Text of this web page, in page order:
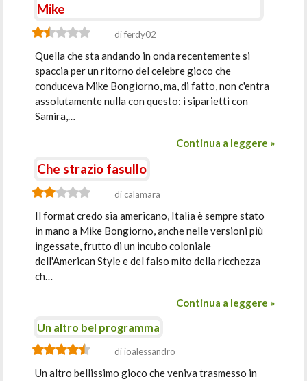
Mike
di ferdy02
Quella che sta andando in onda recentemente si
spaccia per un ritorno del celebre gioco che
conduceva Mike Bongiorno, ma, di fatto, non c'entra
assolutamente nulla con questo: i siparietti con
Samira,…
Continua a leggere »
Che strazio fasullo
di calamara
Il format credo sia americano, Italia è sempre stato
in mano a Mike Bongiorno, anche nelle versioni più
ingessate, frutto di un incubo coloniale
dell'American Style e del falso mito della ricchezza
ch…
Continua a leggere »
Un altro bel programma
di ioalessandro
Un altro bellissimo gioco che veniva trasmesso in